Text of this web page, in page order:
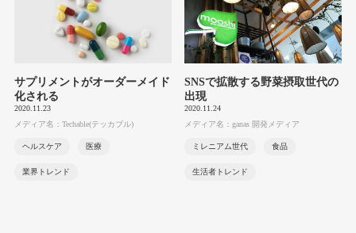
サプリメントがオーダーメイド
化される
2020.11.23
メディア名：Techable(テッカブル)
ヘルスケア 医療
業界トレンド
SNSで拡散する野菜摂取世代の
出現
2020.11.24
メディア名：ganas 開発メディア
ミレニアム世代 食品
生活者トレンド